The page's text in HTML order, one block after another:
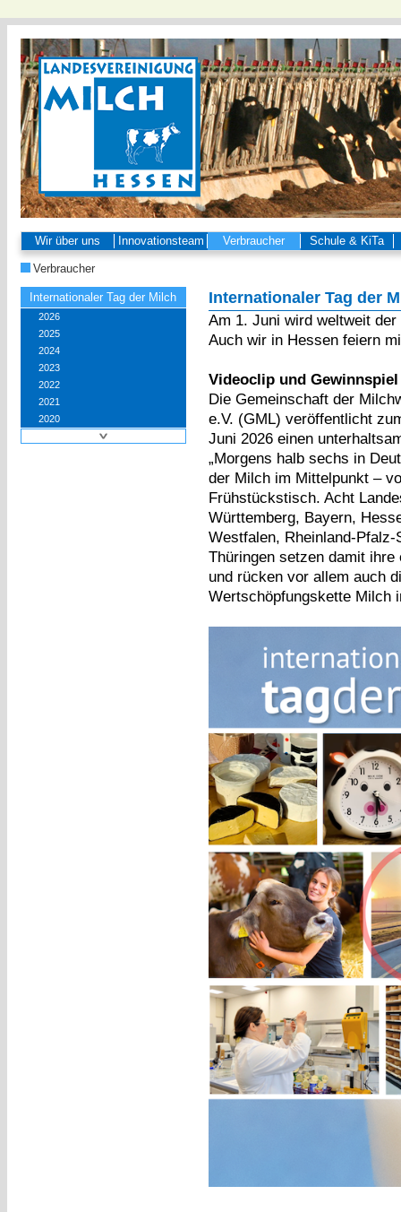
Wir über uns Innovationsteam Verbraucher Schule & KiTa
Verbraucher
Internationaler Tag der Milch
2026
2025
2024
2023
2022
2021
2020
Internationaler Tag der
Am 1. Juni wird weltweit
Auch wir in Hessen feiern
Videoclip und
Die Gemeinschaft der
e.V. (GML) veröffentlicht
Juni 2026 einen
„Morgens halb sechs in
der Milch im Mittelpunkt –
Frühstückstisch. Acht
Württemberg, Bayern,
Westfalen, Rheinland-
Thüringen setzen damit
und rücken vor allem auch
Wertschöpfungskette Milch